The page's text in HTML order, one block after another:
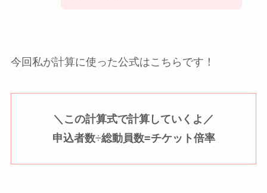
今回私が計算に使った公式はこちらです！
＼この計算式で計算していくよ／
申込者数÷総動員数=チケット倍率